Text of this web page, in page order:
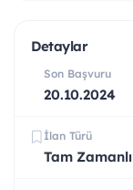
Detaylar
Son Başvuru
20.10.2024
İlan Türü
Tam Zamanlı